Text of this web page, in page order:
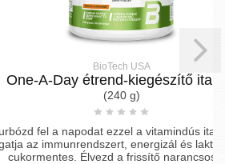
étrend-kiegészítő italpor
ezzel a vitamindús italporral!
energizál és laktóz-, glutén-,
Élvezd a frissítő narancsos ízt!